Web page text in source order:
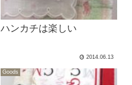
ハンカチは楽しい
2014.06.13
Goods